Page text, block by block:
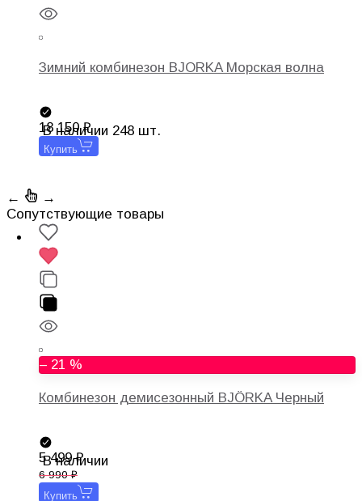
Зимний комбинезон BJORKA Морская волна
В наличии 248 шт.
18 150
Купить
←
→
Cопутствующие товары
– 21 %
Комбинезон демисезонный BJÖRKA Черный
В наличии
5 499
6 990
Купить